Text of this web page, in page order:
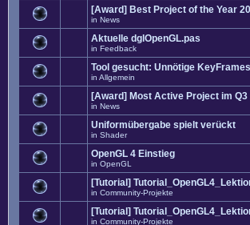
[Award] Best Project of the Year
in News
Aktuelle dglOpenGL.pas
in Feedback
Tool gesucht: Unnötige
in Allgemein
[Award] Most Active Project im Q3
in News
Uniformübergabe spielt verückt
in Shader
OpenGL 4 Einstieg
in OpenGL
[Tutorial]
in Community-Projekte
[Tutorial]
in Community-Projekte